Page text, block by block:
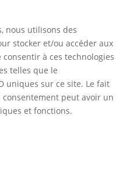
nous utilisons des
stocker et/ou accéder aux
à ces technologies
telles que le
uniques sur ce site. Le fait
peut avoir un
et fonctions.